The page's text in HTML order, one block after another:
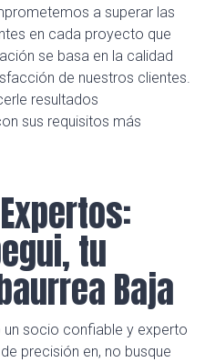
a superar las
en cada proyecto que
se basa en la calidad
de nuestros clientes.
resultados
sus requisitos más
tu
Baja
un socio confiable y experto
precisión en, no busque